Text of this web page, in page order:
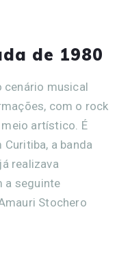
de 1980
cenário musical
com o rock
artístico. É
a banda
realizava
a seguinte
Stochero